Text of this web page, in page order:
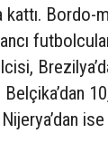
Bordo-